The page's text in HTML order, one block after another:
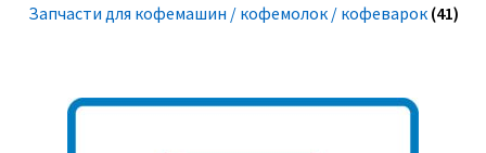
Запчасти для кофемашин / кофемолок / кофеварок (41)